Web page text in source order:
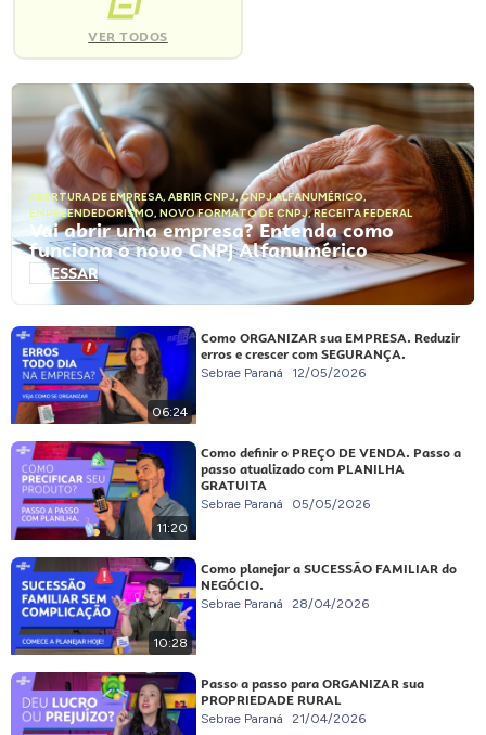
VER TODOS
ABERTURA DE EMPRESA, ABRIR CNPJ,CNPJ ALFANUMÉRICO,
EMPREENDEDORISMO, NOVO FORMATO DE CNPJ,RECEITA FEDERAL
Vai abrir uma empresa? Entenda como
funciona o novo CNPJ Alfanumérico
ACESSAR
06:24
Como ORGANIZAR sua EMPRESA. Reduzir
erros e crescer com SEGURANÇA.
Sebrae Paraná 12/05/2026
11:20
Como definir o PREÇO DE VENDA. Passo a
passo atualizado com PLANILHA
GRATUITA
Sebrae Paraná 05/05/2026
10:28
Como planejar a SUCESSÃO FAMILIAR do
NEGÓCIO.
Sebrae Paraná 28/04/2026
Passo a passo para ORGANIZAR sua
PROPRIEDADE RURAL
Sebrae Paraná 21/04/2026